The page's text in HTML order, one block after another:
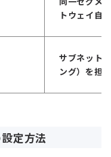
トウェイ自
サブネット
ング）を担
定方法